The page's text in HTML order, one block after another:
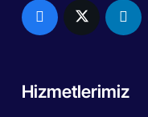
Hizmetlerimiz